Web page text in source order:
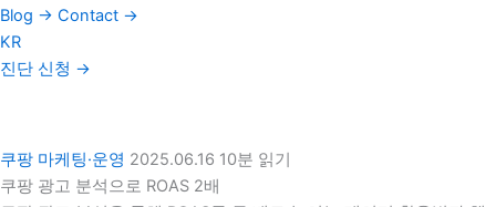
Blog → Contact →
KR
진단 신청 →
쿠팡 마케팅·운영 2025.06.16 10분 읽기
쿠팡 광고 분석으로 ROAS 2배